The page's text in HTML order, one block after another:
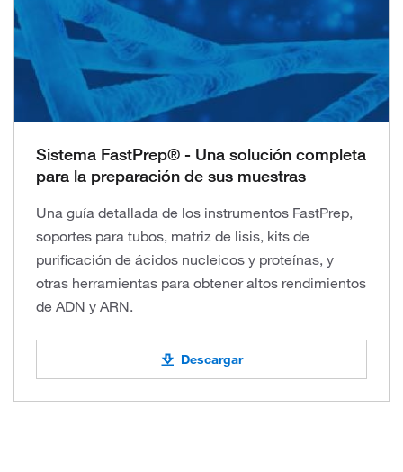
Sistema FastPrep® - Una solución completa
para la preparación de sus muestras
Una guía detallada de los instrumentos FastPrep,
soportes para tubos, matriz de lisis, kits de
purificación de ácidos nucleicos y proteínas, y
otras herramientas para obtener altos rendimientos
de ADN y ARN.
Descargar